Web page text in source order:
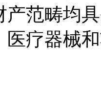
产范畴均
医疗器械